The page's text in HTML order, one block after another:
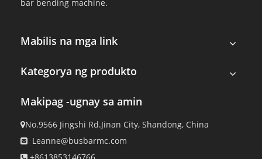
bar bending machine.
Mabilis na mga link
Kategorya ng produkto
Makipag -ugnay sa amin
No.9566 Jingshi Rd.Jinan City, Shandong, China
 Leanne@busbarmc.com
 +8613853146766